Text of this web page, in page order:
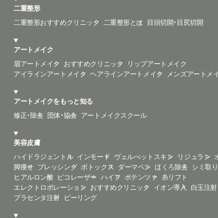
二重整形
二重整形おすすめクリニック 二重整形とは 目頭切開・目尻切開
アートメイク
眉アートメイク おすすめクリニック
リップアートメイク
アイラインアートメイク ヘアラインアートメイク メンズアートメ
アートメイクをもっと知る
修正・除去 団体・協会 アートメイクスクール
美容皮膚
ハイドラジェントル インモード ヴェルべットスキン リジュラン
脚痩せ ブレッシング ボトックス ダーマペン ほくろ除去 シミ取り
ヒアルロン酸 ピコレーザー ハイフ ポテンツァ 糸リフト
エレクトロポレーション おすすめクリニック イオン導入 白玉注射
プラセンタ注射 ピーリング